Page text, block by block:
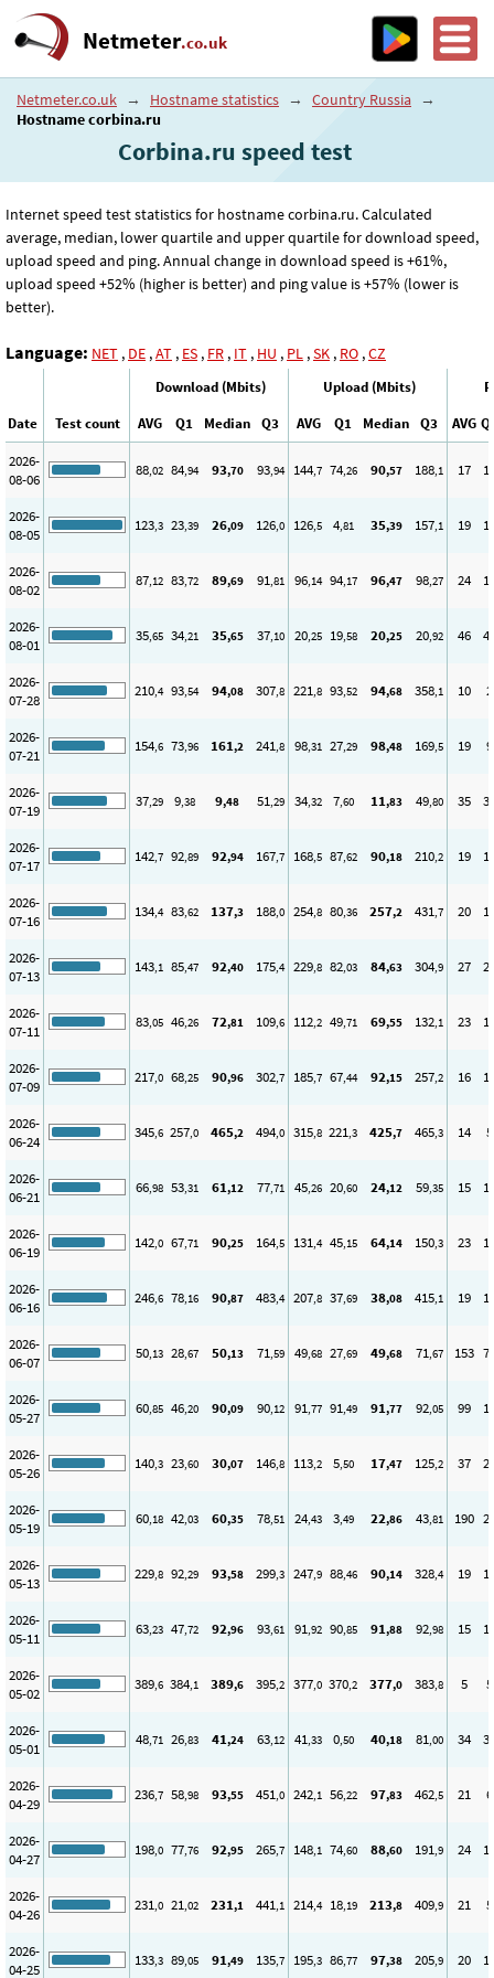
Netmeter.co.uk
Netmeter.co.uk → Hostname statistics → Country Russia →
Hostname corbina.ru
Corbina.ru speed test
Internet speed test statistics for hostname corbina.ru. Calculated
average, median, lower quartile and upper quartile for download speed,
upload speed and ping. Annual change in download speed is +61%,
upload speed +52% (higher is better) and ping value is +57% (lower is
better).
Language: NET , DE ,AT , ES , FR , IT , HU , PL ,SK , RO ,CZ
Download (Mbits) Upload (Mbits)
Date
Test count AVG Q1 Median Q3 AVG Q1 Median Q3 AVG
2026-
08-06
88,02 84,94 93,70 93,94 144,7 74,26 90,57 188,1 17
2026-
08-05
123,3 23,39 26,09 126,0 126,5 4,81 35,39 157,1 19
2026-
08-02
87,12 83,72 89,69 91,81 96,14 94,17 96,47 98,27 24
2026-
08-01
35,65 34,21 35,65 37,10 20,25 19,58 20,25 20,92 46
2026-
07-28
210,4 93,54 94,08 307,8 221,8 93,52 94,68 358,1 10 2
2026-
07-21
154,6 73,96 161,2 241,8 98,31 27,29 98,48 169,5 19 9
2026-
07-19
37,29 9,38 9,48 51,29 34,32 7,60 11,83 49,80 35
2026-
07-17
142,7 92,89 92,94 167,7 168,5 87,62 90,18 210,2 19
2026-
07-16
134,4 83,62 137,3 188,0 254,8 80,36 257,2 431,7 20
2026-
07-13
143,1 85,47 92,40 175,4 229,8 82,03 84,63 304,9 27
2026-
07-11
83,05 46,26 72,81 109,6 112,2 49,71 69,55 132,1 23
2026-
07-09
217,0 68,25 90,96 302,7 185,7 67,44 92,15 257,2 16
2026-
06-24
345,6 257,0 465,2 494,0 315,8 221,3 425,7 465,3 14 5
2026-
06-21
66,98 53,31 61,12 77,71 45,26 20,60 24,12 59,35 15
2026-
06-19
142,0 67,71 90,25 164,5 131,4 45,15 64,14 150,3 23
2026-
06-16
246,6 78,16 90,87 483,4 207,8 37,69 38,08 415,1 19
2026-
06-07
50,13 28,67 50,13 71,59 49,68 27,69 49,68 71,67 153
2026-
05-27
60,85 46,20 90,09 90,12 91,77 91,49 91,77 92,05 99
2026-
05-26
140,3 23,60 30,07 146,8 113,2 5,50 17,47 125,2 37
2026-
05-19
60,18 42,03 60,35 78,51 24,43 3,49 22,86 43,81 190
2026-
05-13
229,8 92,29 93,58 299,3 247,9 88,46 90,14 328,4 19
2026-
05-11
63,23 47,72 92,96 93,61 91,92 90,85 91,88 92,98 15
2026-
05-02
389,6 384,1 389,6 395,2 377,0 370,2 377,0 383,8 5 5
2026-
05-01
48,71 26,83 41,24 63,12 41,33 0,50 40,18 81,00 34
2026-
04-29
236,7 58,98 93,55 451,0 242,1 56,22 97,83 462,5 21 6
2026-
04-27
198,0 77,76 92,95 265,7 148,1 74,60 88,60 191,9 24
2026-
04-26
231,0 21,02 231,1 441,1 214,4 18,19 213,8 409,9 21 5
2026-
04-25
133,3 89,05 91,49 135,7 195,3 86,77 97,38 205,9 20